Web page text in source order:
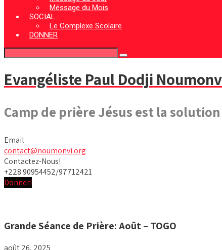
Méssage du Mois
SOCIAL
Le Complexe Scolaire
DONNER
Evangéliste Paul Dodji
Camp de prière Jésus est la
Email
contact@noumonvi.org
Contactez-Nous!
+228 90954452/97712421
Donner!
Grande Séance de Prière: Août – TOGO
août 26, 2025